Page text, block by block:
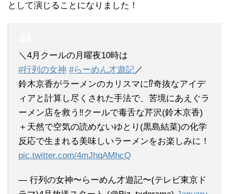
として演じることになりました！
＼4月クールの月曜夜10時は
#行列の女神 #らーめん才遊記／
鈴木京香がラーメンのカリスマに⁉️奇抜なアイデ
ィアと計算し尽くされた手法で、苦境にあえぐラ
ーメン店を救う‼️クールで毒舌な芹沢(鈴木京香)
＋天然で空気の読めないゆとり(黒島結菜)の化学
反応で生まれる美味しいラーメンをお楽しみに！
pic.twitter.com/4mJhqAMhcQ
— 行列の女神〜らーめん才遊記〜(テレビ東京ド